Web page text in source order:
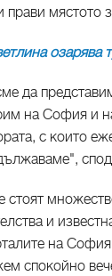
прави мястото
озарява
да
на София и
с които
стоят
и
на
спокойно